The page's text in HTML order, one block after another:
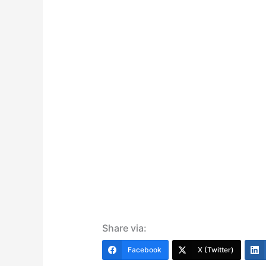
Share via:
Facebook X (Twitter)